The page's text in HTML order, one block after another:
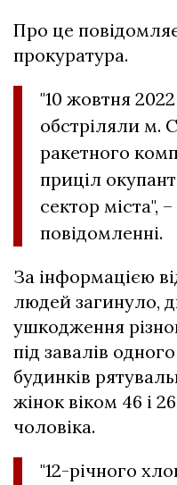
Про це
прокуратура.
"10 жовтня
обстріляли м.
ракетного
приціл
сектор міста",
повідомленні.
За інформацією
людей загинуло,
ушкодження
під завалів
будинків
жінок віком 46 і
чоловіка.
"12-річного